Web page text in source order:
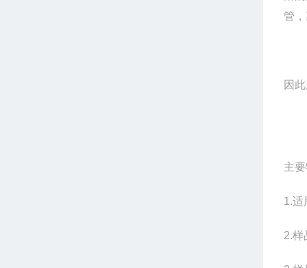
管
因
主
1.适
2.样